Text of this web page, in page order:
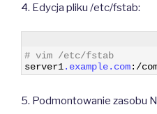
4. Edycja pliku /etc/fstab:
# vim /etc/fstab
server1.example.com: /
5. Podmontowanie zasobu